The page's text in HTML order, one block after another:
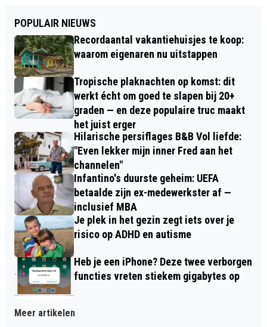
POPULAIR NIEUWS
Recordaantal vakantiehuisjes te koop:
waarom eigenaren nu uitstappen
Tropische plaknachten op komst: dit
werkt écht om goed te slapen bij 20+
graden — en deze populaire truc maakt
het juist erger
Hilarische persiflages B&B Vol liefde:
"Even lekker mijn inner Fred aan het
channelen"
Infantino's duurste geheim: UEFA
betaalde zijn ex-medewerkster af —
inclusief MBA
Je plek in het gezin zegt iets over je
risico op ADHD en autisme
Heb je een iPhone? Deze twee verborgen
functies vreten stiekem gigabytes op
Meer artikelen